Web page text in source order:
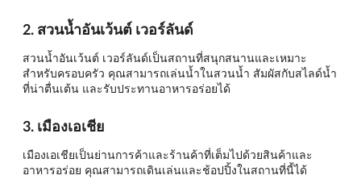
2. สวนน้ำอันเว้นต์ เวอร์ลันด์
สวนน้ำอันเว้นต์ เวอร์ลันด์เป็นสถานที่สนุกสนานและเหมาะ
สำหรับครอบครัว คุณสามารถเล่นน้ำในสวนน้ำ สัมผัสกับสไลด์น้ำ
ที่น่าตื่นเต้น และรับประทานอาหารอร่อยได้
3. เมืองเอเชีย
เมืองเอเชียเป็นย่านการค้าและร้านค้าที่เต็มไปด้วยสินค้าและ
อาหารอร่อย คุณสามารถเดินเล่นและช้อปปิ้งในสถานที่นี้ได้